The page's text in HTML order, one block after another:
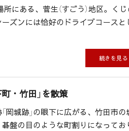
にある、菅生（すごう）地区。くじ
ズンには恰好のドライブコースと
続きを見る
・竹田」を散策
岡城跡」の眼下に広がる、竹田市
盤の目のような町割りになってお